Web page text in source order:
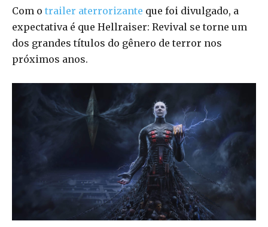
Com o trailer aterrorizante que foi divulgado, a
expectativa é que Hellraiser: Revival se torne um
dos grandes títulos do gênero de terror nos
próximos anos.